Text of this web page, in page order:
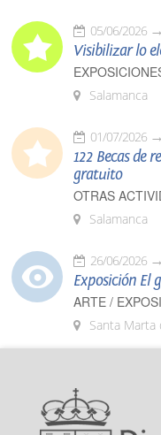
05/06/2026
Visibilizar lo
Salamanca
01/07/2026
122 Becas de
gratuito
OTRAS
Salamanca
26/06/2026
Exposición El
ARTE /
Santa Marta